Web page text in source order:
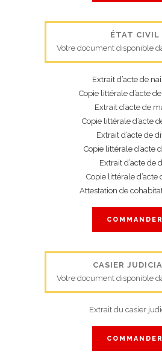
ÉTAT CIVIL
Votre document disponible
Extrait d’acte de
Copie littérale d’acte
Extrait d’acte de
Copie littérale d’acte
Extrait d’acte de
Copie littérale d’acte
Extrait d’acte de
Copie littérale d’acte
Attestation de
COMMANDER
CASIER
Votre document disponible
Extrait du casier
COMMANDER